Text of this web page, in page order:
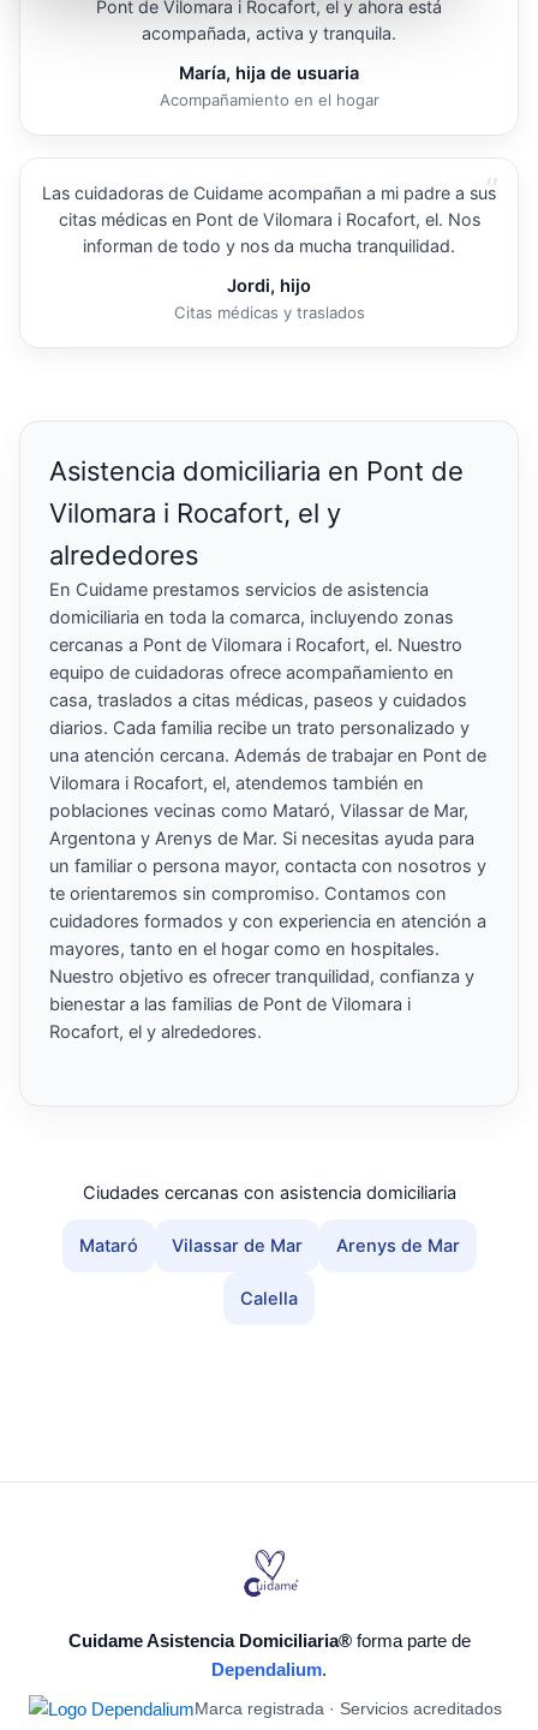
Pont de Vilomara i Rocafort, el y ahora está
acompañada, activa y tranquila.
María, hija de usuaria
Acompañamiento en el hogar
“
Las cuidadoras de Cuidame acompañan a mi padre a sus
citas médicas en Pont de Vilomara i Rocafort, el. Nos
informan de todo y nos da mucha tranquilidad.
Jordi, hijo
Citas médicas y traslados
Asistencia domiciliaria en Pont de
Vilomara i Rocafort, el y
alrededores
En Cuidame prestamos servicios de asistencia
domiciliaria en toda la comarca, incluyendo zonas
cercanas a Pont de Vilomara i Rocafort, el. Nuestro
equipo de cuidadoras ofrece acompañamiento en
casa, traslados a citas médicas, paseos y cuidados
diarios. Cada familia recibe un trato personalizado y
una atención cercana. Además de trabajar en Pont de
Vilomara i Rocafort, el, atendemos también en
poblaciones vecinas como Mataró, Vilassar de Mar,
Argentona y Arenys de Mar. Si necesitas ayuda para
un familiar o persona mayor, contacta con nosotros y
te orientaremos sin compromiso. Contamos con
cuidadores formados y con experiencia en atención a
mayores, tanto en el hogar como en hospitales.
Nuestro objetivo es ofrecer tranquilidad, confianza y
bienestar a las familias de Pont de Vilomara i
Rocafort, el y alrededores.
Ciudades cercanas con asistencia domiciliaria
Mataró Vilassar de Mar Arenys de Mar
Calella
Cuidame Asistencia Domiciliaria®forma parte de
Dependalium.
Marca registrada · Servicios acreditados